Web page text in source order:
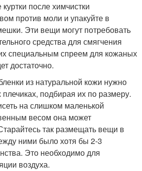
после химчистки
против моли и упакуйте в
Эти вещи могут потребовать
средства для смягчения
специальным спреем для кожаных
достаточно.
из натуральной кожи нужно
подбирая их по размеру.
на слишком маленькой
весом она может
так размещать вещи в
ними было хотя бы 2-3
Это необходимо для
воздуха.